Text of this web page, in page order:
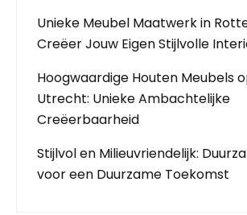
Unieke Meubel Maatwerk in
Creëer Jouw Eigen Stijlvolle
Hoogwaardige Houten Meubels
Utrecht: Unieke Ambachtelijke
Creëerbaarheid
Stijlvol en Milieuvriendelijk:
voor een Duurzame Toekomst